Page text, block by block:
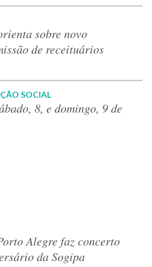
sobre novo
de receituários
SOCIAL
8, e domingo, 9 de
Alegre faz concerto
da Sogipa